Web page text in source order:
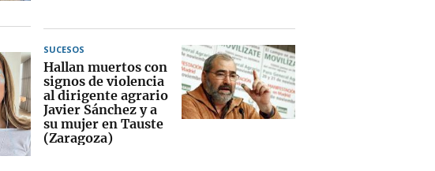
SUCESOS
Hallan muertos con
signos de violencia
al dirigente agrario
Javier Sánchez y a
su mujer en Tauste
(Zaragoza)